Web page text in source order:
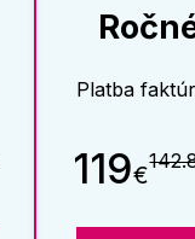
Platba
119€